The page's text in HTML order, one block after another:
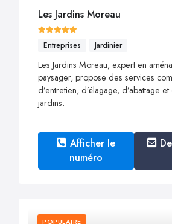
Les Jardins Moreau
Entreprises Jardinier
Les Jardins Moreau, expert en
paysager, propose des services
d’entretien, d’élagage, d’abattage
jardins.
Afficher le
numéro
POPULAIRE